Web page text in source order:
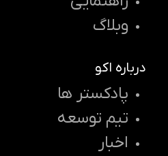
وبلاگ
درباره اکو
پادکستر ها
تیم توسعه
اخبار